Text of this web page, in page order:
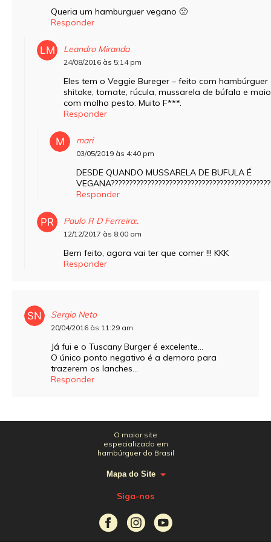
Queria um hamburguer vegano 🙁
Responder
Leandro Miranda
24/08/2016 às 5:14 pm
Eles tem o Veggie Bureger – feito com hambúrguer
shitake, tomate, rúcula, mussarela de búfala e
com molho pesto. Muito F***.
Responder
mari
03/05/2019 às 4:40 pm
DESDE QUANDO MUSSARELA DE BUFULA É
Responder
Paulo R D Ferreira:.
12/12/2017 às 8:00 am
Bem feito, agora vai ter que comer !!! KKK
Responder
Sergio Neto
20/04/2016 às 11:29 am
Já fui e o Tuscany Burger é excelente…
O único ponto negativo é a demora para
trazerem os lanches…
Responder
O maior site
especializado em
hambúrguer do Brasil
Mapa do Site
Siga-nos